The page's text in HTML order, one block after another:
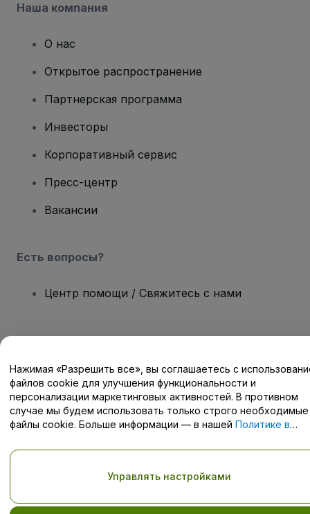
Наша компания
О нас
Открытое распространение
Партнерская программа
Инвесторы
Корпоративный сервис
Пресс-центр
Вакансии
Есть вопросы?
Центр помощи / Свяжитесь с нами
Авторские права © viagogo GmbH 2026 Сведения о компании
Использование данного веб-сайта означает принятиеУсловий
и положений, а такжеПолитики конфиденциальности,
Политики в отношении файлов cookie , иПолитики
конфиденциальности для мобильных устройств
Не передавайте мою личную информацию третьим лицам/Ваши
Нажимая «Разрешить все», вы соглашаетесь с
файлов cookie для улучшения функциональности и
персонализации маркетинговых активностей. В противном
случае мы будем использовать только строго необходимые
файлы cookie. Больше информации — в нашей Политике в
Управлять настройками